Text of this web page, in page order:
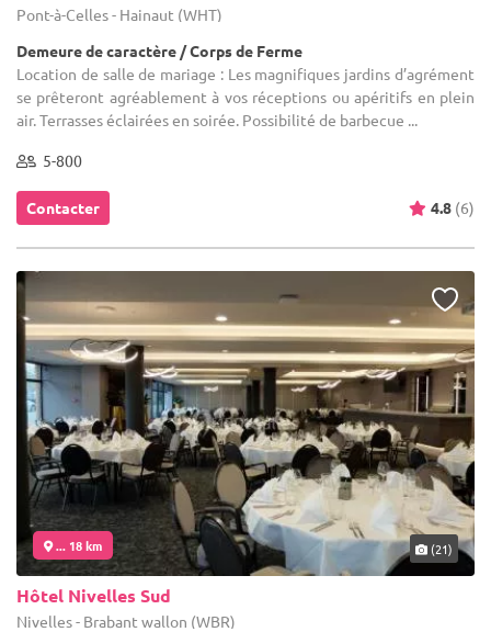
Pont-à-Celles - Hainaut (WHT)
Demeure de caractère / Corps de Ferme
Location de salle de mariage : Les magnifiques jardins d’agrément
se prêteront agréablement à vos réceptions ou apéritifs en plein
air. Terrasses éclairées en soirée. Possibilité de barbecue ...
5-800
Contacter 4.8 (6)
... 18 km (21)
Hôtel Nivelles Sud
Nivelles - Brabant wallon (WBR)